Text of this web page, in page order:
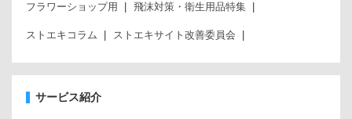
フラワーショップ用 飛沫対策・衛生用品特集
ストエキコラム ストエキサイト改善委員会
サービス紹介